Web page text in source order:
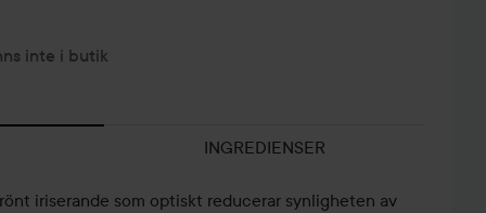
inte i butik
INGREDIENSER
iriserande som optiskt reducerar synligheten av